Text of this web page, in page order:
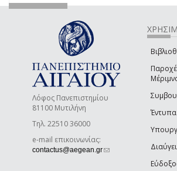
Λόφος Πανεπιστημίου
81100 Μυτιλήνη
Τηλ. 22510 36000
e-mail επικοινωνίας:
contactus@aegean.gr(link sends e-mail)
Έντυπα